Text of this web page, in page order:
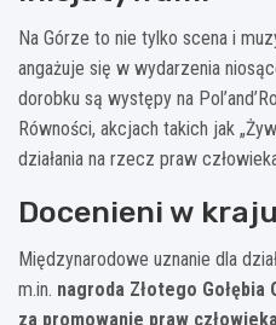
Na Górze to nie tylko scena i
angażuje się w wydarzenia
dorobku są występy na
Równości, akcjach takich jak
działania na rzecz praw
Docenieni w
Międzynarodowe uznanie dla
m.in. nagroda Złotego Gołębia
za promowanie praw